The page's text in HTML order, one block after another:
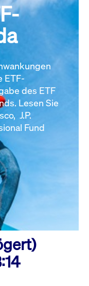
ETF-
des ETF
Lesen Sie
J.P.
Fund